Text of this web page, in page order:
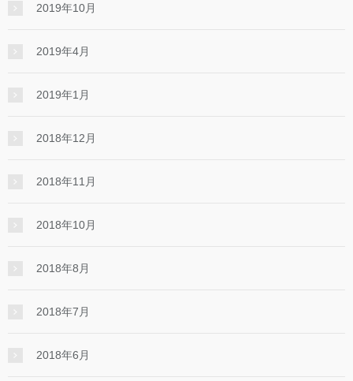
2019年10月
2019年4月
2019年1月
2018年12月
2018年11月
2018年10月
2018年8月
2018年7月
2018年6月